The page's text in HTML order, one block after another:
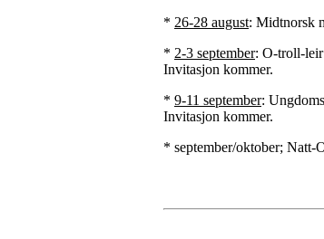
* 26-28 august: Midtnorsk
* 2-3 september: O-troll-
Invitasjon kommer.
* 9-11 september:
Invitasjon kommer.
* september/oktober; Natt-